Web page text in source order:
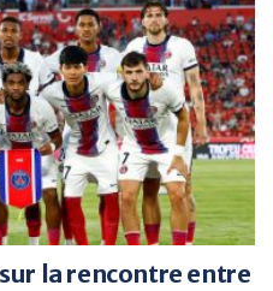
la rencontre entre